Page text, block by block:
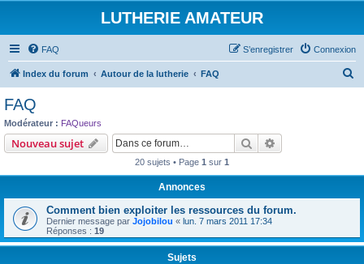
LUTHERIE AMATEUR
FAQ Connexion
S’enregistrer
Index du forum Autour de la lutherie FAQ
r
FAQ
Modérateur : FAQueurs
Nouveau sujet Rechercher
20 sujets • Page 1 sur 1
Annonces
Comment bien exploiter les ressources du forum.
Dernier message par Jojobilou « lun. 7 mars 2011 17:34
Réponses : 19
Sujets